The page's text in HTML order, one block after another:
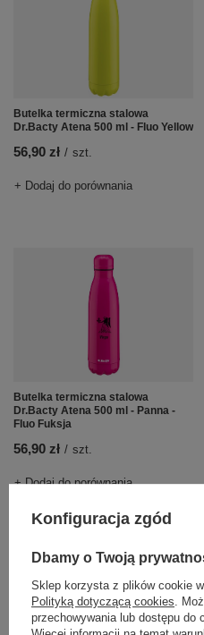
Butelka termiczna stalowa
Dr.Bacty Atena 500 ml - Fluo Yellow
56,90 zł / szt.
+ Dodaj do porównania
Butelka termiczna stalowa
Dr.Bacty Atena 500 ml - Panna -
Fluo Fuksja
56,90 zł / szt.
+ Dodaj do porównania
Konfiguracja zgód
Dbamy o Twoją
Sklep korzysta z plików cookie
Polityką dotyczącą cookies.
przechowywania lub dostępu do